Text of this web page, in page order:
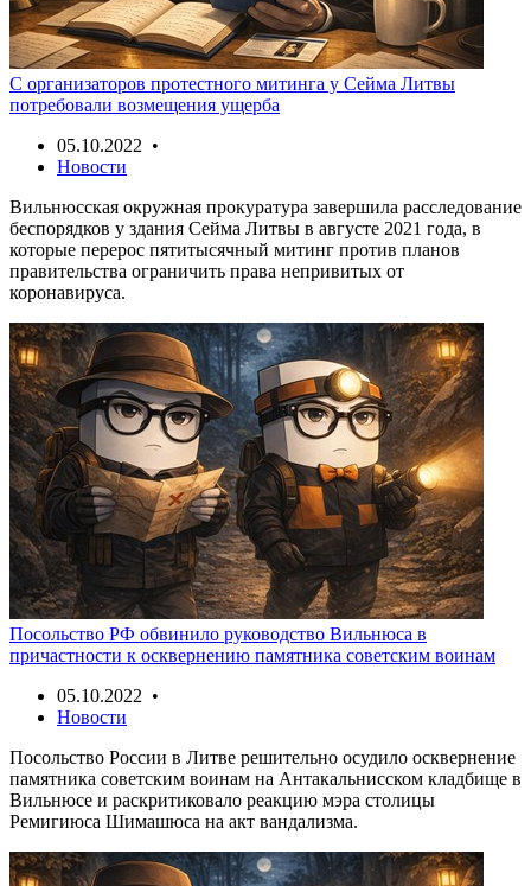
С организаторов протестного митинга у Сейма Литвы
потребовали возмещения ущерба
05.10.2022 •
Новости
Вильнюсская окружная прокуратура завершила расследование
беспорядков у здания Сейма Литвы в августе 2021 года, в
которые перерос пятитысячный митинг против планов
правительства ограничить права непривитых от
коронавируса.
Посольство РФ обвинило руководство Вильнюса в
причастности к осквернению памятника советским воинам
05.10.2022 •
Новости
Посольство России в Литве решительно осудило осквернение
памятника советским воинам на Антакальнисском кладбище в
Вильнюсе и раскритиковало реакцию мэра столицы
Ремигиюса Шимашюса на акт вандализма.